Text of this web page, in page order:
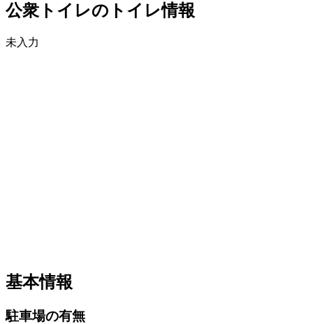
公衆トイレのトイレ情報
未入力
基本情報
駐車場の有無